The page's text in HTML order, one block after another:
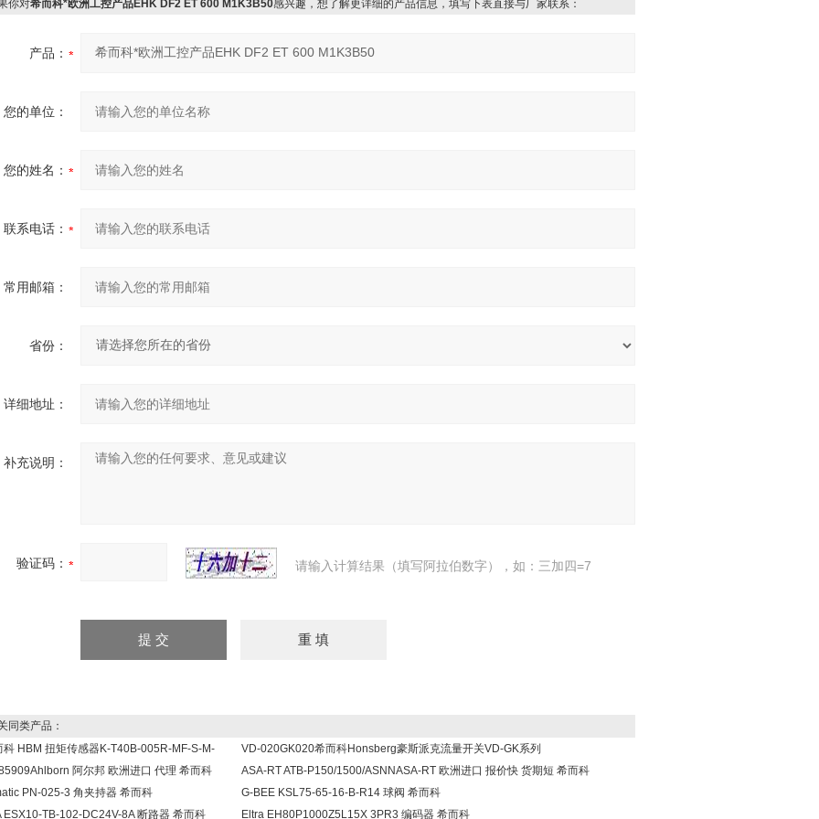
对希而科*欧洲工控产品EHK DF2 ET 600 M1K3B50感兴趣，想了解更详细的产品信息，填写下表直接与厂家联系：
产品：
您的单位：
您的姓名：
联系电话：
常用邮箱：
省份：
详细地址：
补充说明：
验证码： 请输入计算结果（填写阿拉伯数字），如：三加四=7
类产品：
科 HBM 扭矩传感器K-T40B-005R-MF-S-M-
VD-020GK020希而科Honsberg豪斯派克流量开关VD-GK系列
阿尔邦 欧洲进口 代理 希而科
ASA-RT ATB-P150/1500/ASNNASA-RT 欧洲进口 报价快 货期短 希而科
PN-025-3 角夹持器 希而科
G-BEE KSL75-65-16-B-R14 球阀 希而科
ESX10-TB-102-DC24V-8A 断路器 希而科
Eltra EH80P1000Z5L15X 3PR3 编码器 希而科